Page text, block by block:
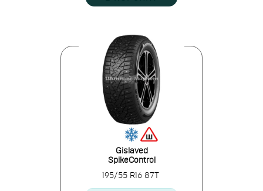
Gislaved
SpikeControl
195/55 R16 87T